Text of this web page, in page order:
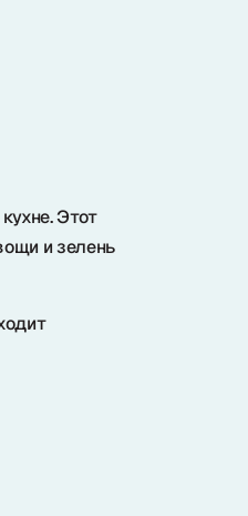
Этот
и зелень